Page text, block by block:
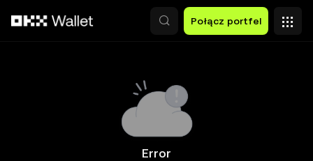
Połącz portfel
Error